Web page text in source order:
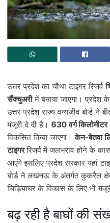
उत्तर प्रदेश का चौथा टाइगर रिजर्व
सैंक्चुअरीमें बनाया जाएगा। प्रदेश
उत्तर प्रदेश राज्य वन्यजीव बोर्ड ने
मंजूरी दे दी है। 630 वर्ग किलोमीटर
विकसित किया जाएगा।केन-बेतवा
टाइगररिजर्व में जलभराव होने के
आएंगे इसलिए प्रदेश सरकार यहां
बोर्ड ने लखनऊ के अंतर्गत कुकरैल
चिड़ियाघर के विकास के लिए भी
बढ़ रही है बाघों की